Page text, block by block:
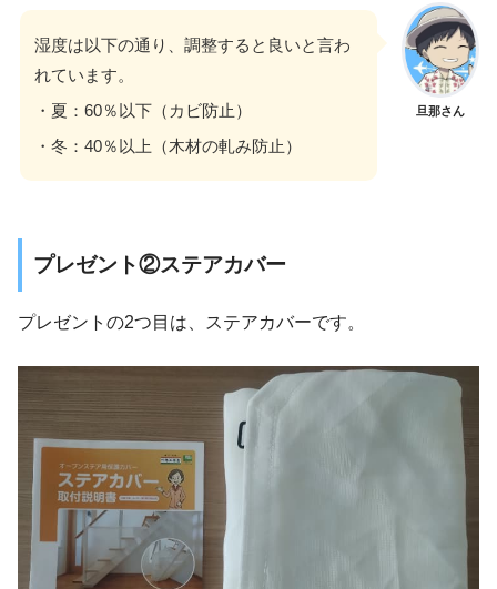
旦那さん
湿度は以下の通り、調整すると良いと言わ
れています。
・夏：60％以下（カビ防止）
・冬：40％以上（木材の軋み防止）
プレゼント②ステアカバー
プレゼントの2つ目は、ステアカバーです。